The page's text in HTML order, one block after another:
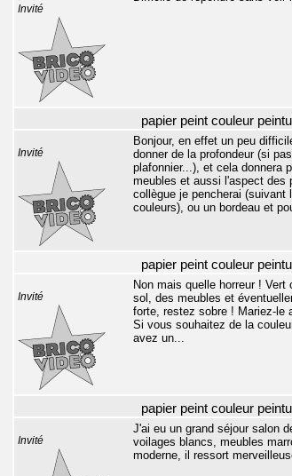
Invité
papier peint couleur
Invité
Bonjour, en effet un peu
donner de la profondeur (si
plafonnier...), et cela donnera
meubles et aussi l'aspect des
collègue je pencherai
couleurs), ou un bordeau et
papier peint couleur
Invité
Non mais quelle horreur !
sol, des meubles et
forte, restez sobre ! Mariez-le
Si vous souhaitez de la
avez un...
papier peint couleur
Invité
J'ai eu un grand séjour salon
voilages blancs, meubles
moderne, il ressort